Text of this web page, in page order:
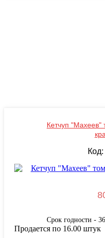
Кетчуп "Махеев"
Срок годности -
Продается по 16.00 штук